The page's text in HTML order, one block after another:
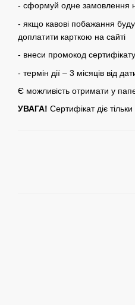
- сформуй одне замовлення
- якщо кавові побажання
доплатити карткою на сайті
- внеси промокод сертифікату
- термін дії – 3 місяців від
Є можливість отримати у
УВАГА! Сертифікат діє тільки